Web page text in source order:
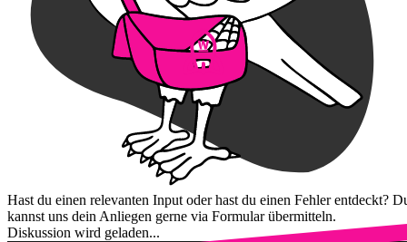
Hast du einen relevanten Input oder hast du einen Fehler entdeckt?
kannst uns dein Anliegen gerne via Formular übermitteln.
Diskussion wird geladen...